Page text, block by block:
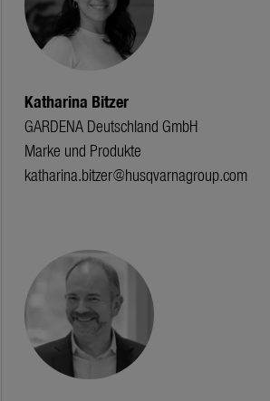
Katharina Bitzer
GARDENA Deutschland GmbH
Marke und Produkte
katharina.bitzer@husqvarnagroup.com